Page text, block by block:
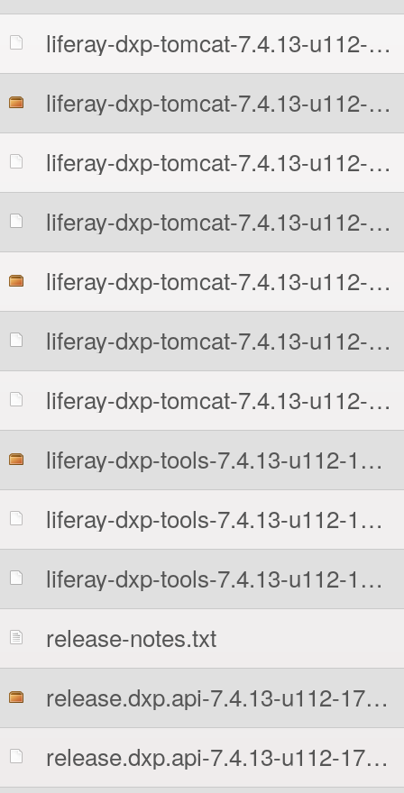
liferay-dxp-tomcat-7.4.13-u112-1708955019.7z.sha512
liferay-dxp-tomcat-7.4.13-u112-1708955019.tar.gz
liferay-dxp-tomcat-7.4.13-u112-1708955019.tar.gz.MD5
liferay-dxp-tomcat-7.4.13-u112-1708955019.tar.gz.sha512
liferay-dxp-tomcat-7.4.13-u112-1708955019.zip
liferay-dxp-tomcat-7.4.13-u112-1708955019.zip.MD5
liferay-dxp-tomcat-7.4.13-u112-1708955019.zip.sha512
liferay-dxp-tools-7.4.13-u112-1708955019.zip
liferay-dxp-tools-7.4.13-u112-1708955019.zip.MD5
liferay-dxp-tools-7.4.13-u112-1708955019.zip.sha512
release-notes.txt
release.dxp.api-7.4.13-u112-1708955019-sources.jar
release.dxp.api-7.4.13-u112-1708955019-sources.jar.MD5